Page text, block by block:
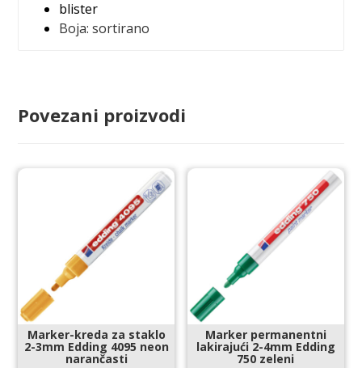
blister
Boja:sortirano
Povezani proizvodi
Marker-kreda za staklo
2-3mm Edding 4095 neon
narančasti
Marker permanentni
lakirajući 2-4mm Edding
750 zeleni